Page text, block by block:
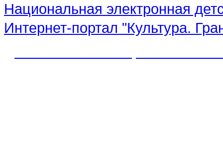
Национальная электронная
Интернет-портал "Культура.